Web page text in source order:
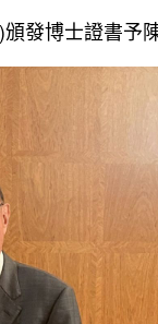
頒發博士證書予